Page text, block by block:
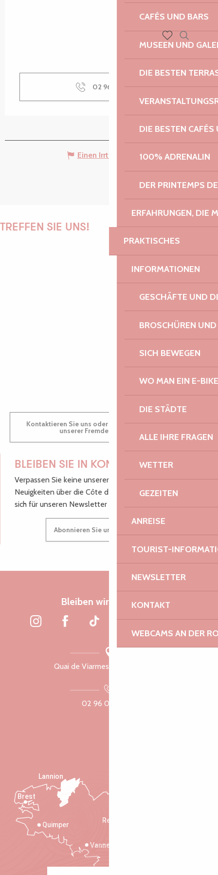
CAFÉS UND BARS
MUSEEN UND
DIE BESTEN
DIE BESTEN
100% ADRENALIN
DER PRINTEMPS
ERFAHRUNGEN, DIE
PRAKTISCHES
INFORMATIONEN
GESCHÄFTE UND
BROSCHÜREN
SICH BEWEGEN
WO MAN EIN E-
DIE STÄDTE
ALLE IHRE FRAGEN
WETTER
GEZEITEN
ANREISE
TOURIST-
NEWSLETTER
KONTAKT
WEBCAMS AN DER
Voir les favoris
Suche
02 96 20 10▒▒
Einen Irrtum angeben
TREFFEN SIE UNS!
AUDREY
Kontaktieren Sie uns oder besuchen Sie uns in einem
unserer Fremdenverkehrsbüros.
BLEIBEN SIE IN KONTAKT!
Verpassen Sie keine unserer guten Tipps und
Neuigkeiten über die Côte de Granit Rose, melden Sie
sich für unseren Newsletter an.
Abonnieren Sie unseren Newsletter
Bleiben wir verbunden
Quai de Viarmes, 22300 Lannion
02 96 05 60 70
Rennes
Vannes
Quimper
Lannion
Brest